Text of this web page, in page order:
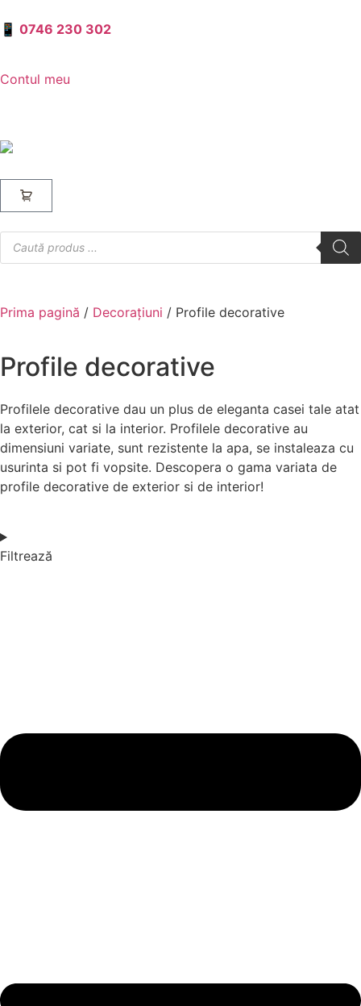
📱 0746 230 302
Contul meu
Prima pagină / Decorațiuni / Profile decorative
Profile decorative
Profilele decorative dau un plus de eleganta casei tale atat
la exterior, cat si la interior. Profilele decorative au
dimensiuni variate, sunt rezistente la apa, se instaleaza cu
usurinta si pot fi vopsite. Descopera o gama variata de
profile decorative de exterior si de interior!
Filtrează